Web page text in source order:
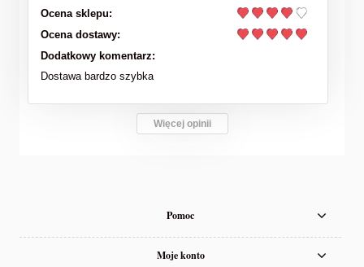
Ocena sklepu:
Ocena dostawy:
Dodatkowy komentarz:
Dostawa bardzo szybka
Więcej opinii
Pomoc
Moje konto